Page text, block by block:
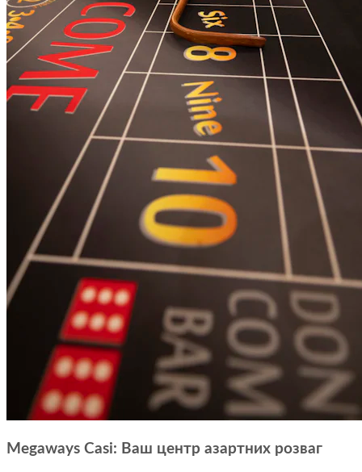
Megaways Casi: Ваш центр азартних розваг